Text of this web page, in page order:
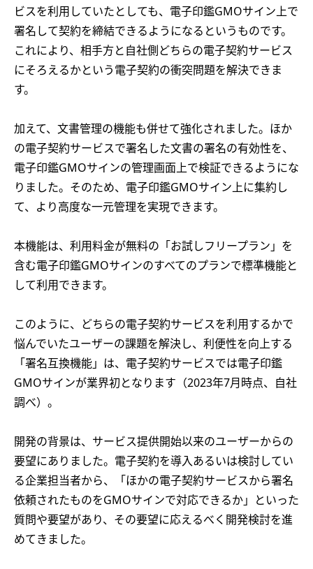
ビスを利用していたとしても、電子印鑑GMOサイン上で
署名して契約を締結できるようになるというものです。
これにより、相手方と自社側どちらの電子契約サービス
にそろえるかという電子契約の衝突問題を解決できま
す。
加えて、文書管理の機能も併せて強化されました。ほか
の電子契約サービスで署名した文書の署名の有効性を、
電子印鑑GMOサインの管理画面上で検証できるようにな
りました。そのため、電子印鑑GMOサイン上に集約し
て、より高度な一元管理を実現できます。
本機能は、利用料金が無料の「お試しフリープラン」を
含む電子印鑑GMOサインのすべてのプランで標準機能と
して利用できます。
このように、どちらの電子契約サービスを利用するかで
悩んでいたユーザーの課題を解決し、利便性を向上する
「署名互換機能」は、電子契約サービスでは電子印鑑
GMOサインが業界初となります（2023年7月時点、自社
調べ）。
開発の背景は、サービス提供開始以来のユーザーからの
要望にありました。電子契約を導入あるいは検討してい
る企業担当者から、「ほかの電子契約サービスから署名
依頼されたものをGMOサインで対応できるか」といった
質問や要望があり、その要望に応えるべく開発検討を進
めてきました。